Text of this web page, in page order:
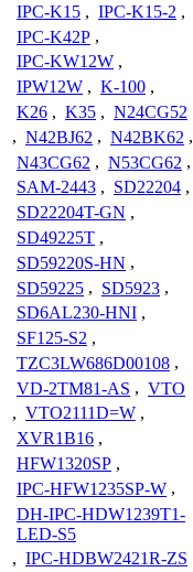
IPC-K15 , IPC-K15-2 ,
IPC-K42P ,
IPC-KW12W ,
IPW12W , K-100 ,
K26 , K35 , N24CG52
, N42BJ62 , N42BK62 ,
N43CG62 , N53CG62 ,
SAM-2443 , SD22204 ,
SD22204T-GN ,
SD49225T ,
SD59220S-HN ,
SD59225 , SD5923 ,
SD6AL230-HNI ,
SF125-S2 ,
TZC3LW686D00108 ,
VD-2TM81-AS , VTO
, VTO2111D=W ,
XVR1B16 ,
HFW1320SP ,
IPC-HFW1235SP-W ,
DH-IPC-HDW1239T1-
LED-S5
, IPC-HDBW2421R-ZS